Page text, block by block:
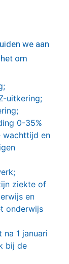
we aan
om
uitkering;
0-35%
wachttijd en
ziekte of
en
onderwijs
1 januari
bij de